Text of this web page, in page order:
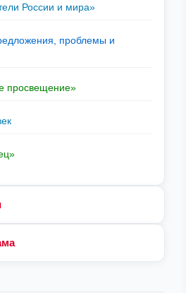
России и мира»
проблемы и
просвещение»